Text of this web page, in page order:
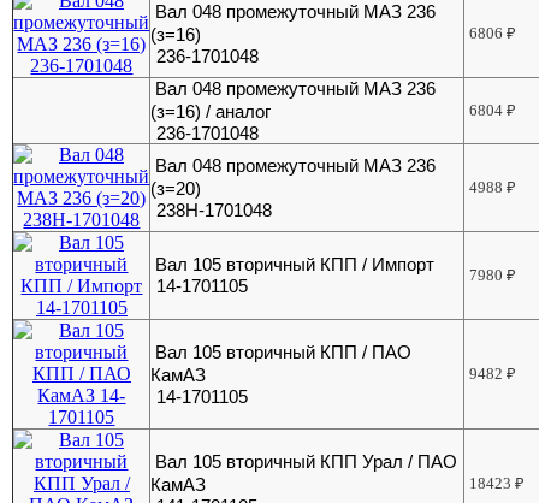
Вал 048 промежуточный МАЗ 236
(з=16)
236-1701048
6806₽
Вал 048 промежуточный МАЗ 236
(з=16) / аналог
236-1701048
6804₽
Вал 048 промежуточный МАЗ 236
(з=20)
238Н-1701048
4988₽
Вал 105 вторичный КПП / Импорт
14-1701105
7980₽
Вал 105 вторичный КПП / ПАО
КамАЗ
14-1701105
9482₽
Вал 105 вторичный КПП Урал / ПАО
КамАЗ
18423₽